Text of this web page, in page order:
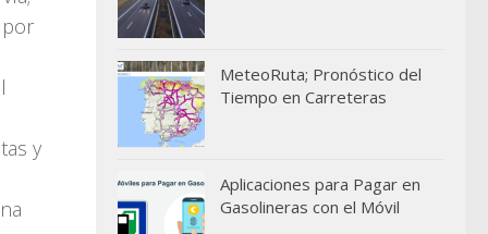
y
MeteoRuta; Pronóstico del
Tiempo en Carreteras
Aplicaciones para Pagar en
Gasolineras con el Móvil